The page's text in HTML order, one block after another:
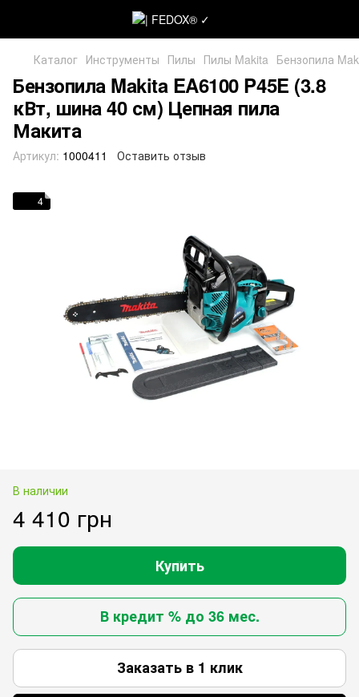
Каталог Инструменты Пилы Пилы Makita Бензопила
Бензопила Makita EA6100 P45E (3.8
кВт, шина 40 см) Цепная пила
Макита
Артикул: 1000411 Оставить отзыв
4
В наличии
4 410 грн
Купить
В кредит % до 36 мес.
Заказать в 1 клик